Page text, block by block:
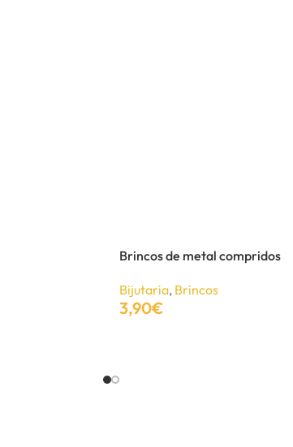
Brincos de metal compridos
Bijutaria, Brincos
3,90€